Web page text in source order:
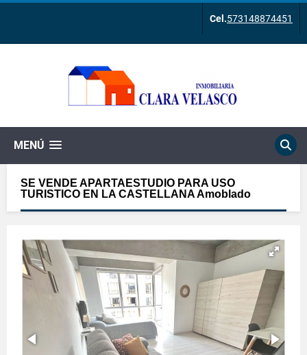
Cel.573148874451
MENÚ
SE VENDE APARTAESTUDIO PARA USO
TURISTICO EN LA CASTELLANA Amoblado